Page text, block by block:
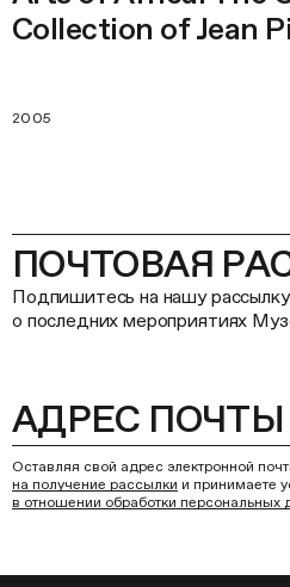
Collection of Jean
2005
ПОЧТОВАЯ
Подпишитесь на нашу
о последних мероприятиях
Оставляя свой адрес электронной
на получение рассылки и принимаете
в отношении обработки персональных